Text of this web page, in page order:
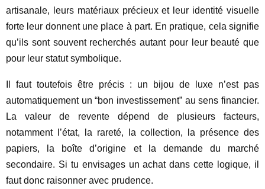
artisanale, leurs matériaux précieux et leur identité visuelle
forte leur donnent une place à part. En pratique, cela signifie
qu’ils sont souvent recherchés autant pour leur beauté que
pour leur statut symbolique.
Il faut toutefois être précis : un bijou de luxe n’est pas
automatiquement un “bon investissement” au sens financier.
La valeur de revente dépend de plusieurs facteurs,
notamment l’état, la rareté, la collection, la présence des
papiers, la boîte d’origine et la demande du marché
secondaire. Si tu envisages un achat dans cette logique, il
faut donc raisonner avec prudence.